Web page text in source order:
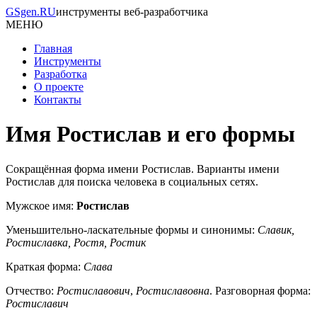
GSgen.RUинструменты веб-разработчика
МЕНЮ
Главная
Инструменты
Разработка
О проекте
Контакты
Имя Ростислав и его формы
Сокращённая форма имени Ростислав. Варианты имени
Ростислав для поиска человека в социальных сетях.
Мужское имя: Ростислав
Уменьшительно-ласкательные формы и синонимы: Славик,
Ростиславка, Ростя, Ростик
Краткая форма: Слава
Отчество: Ростиславович, Ростиславовна. Разговорная форма:
Ростиславич